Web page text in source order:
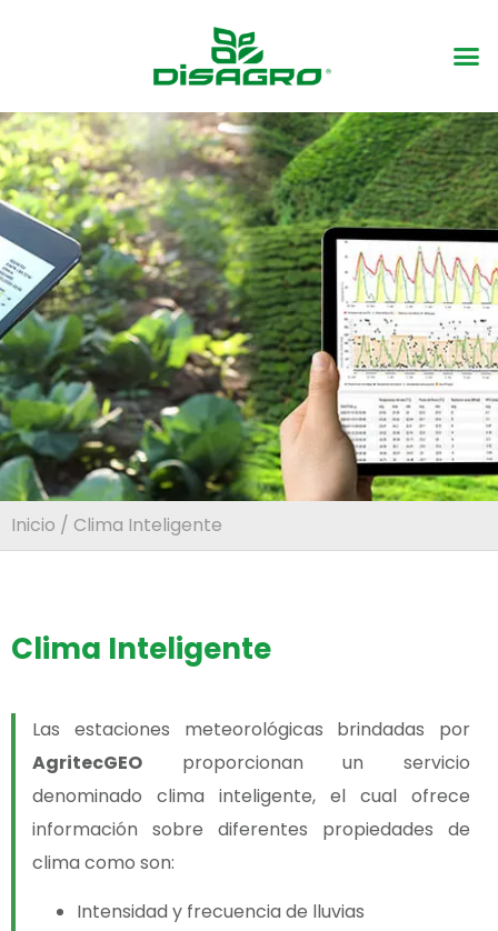
Inicio / Clima Inteligente
Clima Inteligente
Las estaciones meteorológicas brindadas por
AgritecGEO proporcionan un servicio
denominado clima inteligente, el cual ofrece
información sobre diferentes propiedades de
clima como son:
Intensidad y frecuencia de lluvias